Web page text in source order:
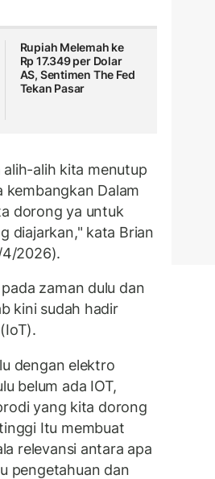
Rupiah Melemah ke
Rp 17.349 per Dolar
AS, Sentimen The Fed
Tekan Pasar
alih kita menutup
Dalam
dorong ya untuk
diajarkan," kata Brian
2026).
zaman dulu dan
kini sudah hadir
dengan elektro
belum ada IOT,
yang kita dorong
Itu membuat
relevansi antara apa
pengetahuan dan